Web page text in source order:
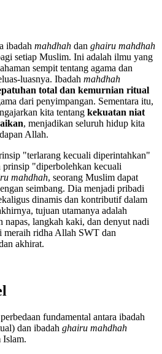
ibadah mahdhah dan ghairu mahdhah
setiap Muslim. Ini adalah ilmu yang
sempit tentang agama dan
luasnya. Ibadah mahdhah
total dan kemurnian ritual
dari penyimpangan. Sementara itu,
kita tentang kekuatan niat
, menjadikan seluruh hidup kita
Allah.
"terlarang kecuali diperintahkan"
prinsip "diperbolehkan kecuali
mahdhah, seorang Muslim dapat
seimbang. Dia menjadi pribadi
dinamis dan kontributif dalam
tujuan utamanya adalah
napas, langkah kaki, dan denyut nadi
meraih ridha Allah SWT dan
akhirat.
fundamental antara ibadah
dan ibadah ghairu mahdhah
Islam.